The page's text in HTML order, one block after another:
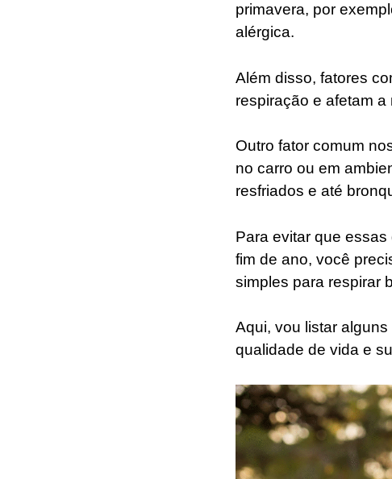
primavera, por
alérgica.
Além disso, fatores
respiração e afetam
Outro fator comum
no carro ou em
resfriados e até
Para evitar que
fim de ano, você
simples para respirar
Aqui, vou listar
qualidade de vida e